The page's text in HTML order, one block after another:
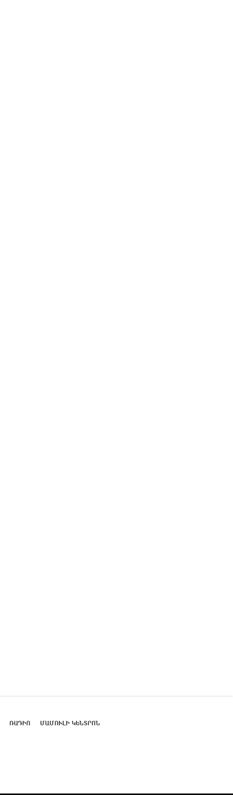
ՌԱԴԻՈ ՄԱՄՈՒԼԻ ԿԵՆՏՐՈՆ